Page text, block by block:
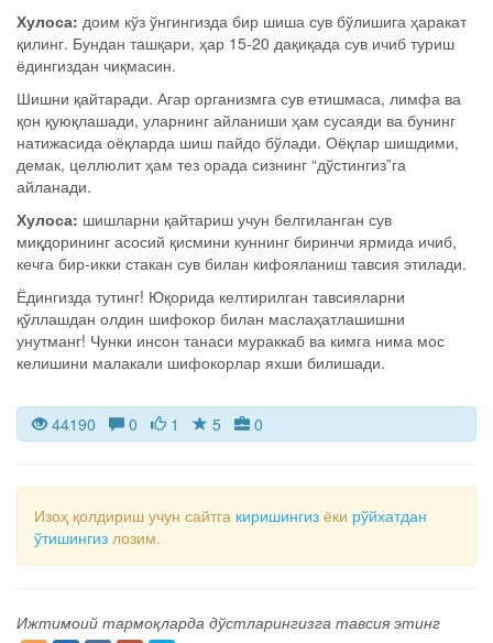
Хулоса: доим кўз ўнгингизда бир шиша сув бўлишига ҳаракат
қилинг. Бундан ташқари, ҳар 15-20 дақиқада сув ичиб туриш
ёдингиздан чиқмасин.
Шишни қайтаради. Агар организмга сув етишмаса, лимфа ва
қон қуюқлашади, уларнинг айланиши ҳам сусаяди ва бунинг
натижасида оёқларда шиш пайдо бўлади. Оёқлар шишдими,
демак, целлюлит ҳам тез орада сизнинг “дўстингиз”га
айланади.
Хулоса: шишларни қайтариш учун белгиланган сув
миқдорининг асосий қисмини куннинг биринчи ярмида ичиб,
кечга бир-икки стакан сув билан кифояланиш тавсия этилади.
Ёдингизда тутинг! Юқорида келтирилган тавсияларни
қўллашдан олдин шифокор билан маслаҳатлашишни
унутманг! Чунки инсон танаси мураккаб ва кимга нима мос
келишини малакали шифокорлар яхши билишади.
44190 0 1 5 0
Изоҳ қолдириш учун сайтга киришингиз ёки рўйхатдан
ўтишингиз лозим.
Ижтимоий тармоқларда дўстларингизга тавсия этинг